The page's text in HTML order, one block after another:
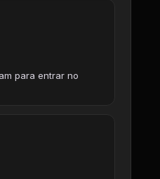
para entrar no